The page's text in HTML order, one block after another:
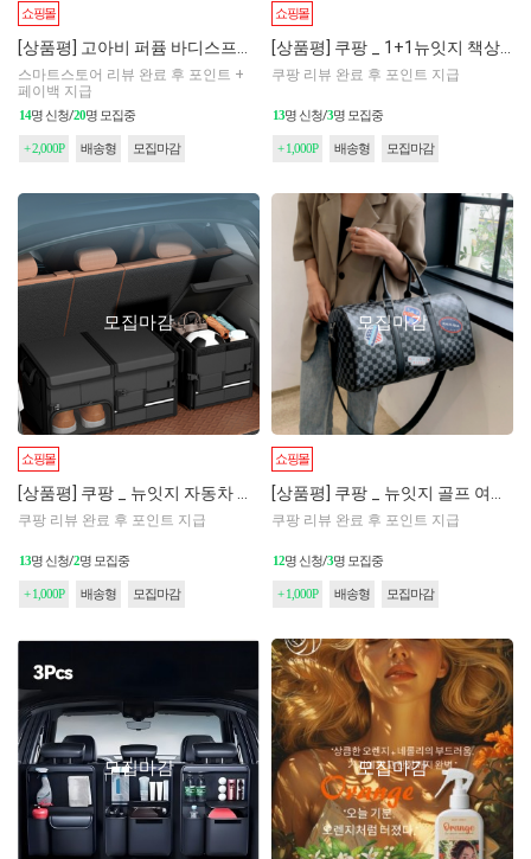
쇼핑몰
스마트스토어 리뷰 완료 후 포인트 +
페이백 지급
14명 신청/20명 모집중
+ 2,000P 배송형 모집마감
쇼핑몰
쿠팡 리뷰 완료 후 포인트 지급
13명 신청/3명 모집중
+ 1,000P 배송형 모집마감
모집마감
쇼핑몰
쿠팡 리뷰 완료 후 포인트 지급
13명 신청/2명 모집중
+ 1,000P 배송형 모집마감
모집마감
쇼핑몰
쿠팡 리뷰 완료 후 포인트 지급
12명 신청/3명 모집중
+ 1,000P 배송형 모집마감
모집마감 모집마감